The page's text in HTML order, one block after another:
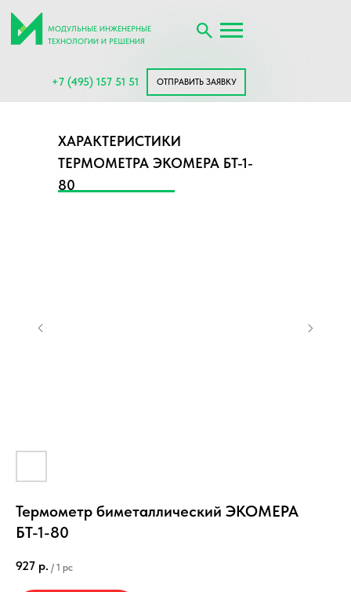
+7 (495) 157 51 51
МОДУЛЬНЫЕ ИНЖЕНЕРНЫЕ
ТЕХНОЛОГИИ И РЕШЕНИЯ
ОТПРАВИТЬ ЗАЯВКУ
ХАРАКТЕРИСТИКИ
ТЕРМОМЕТРА ЭКОМЕРА БТ-1-
80
Термометр биметаллический ЭКОМЕРА
БТ-1-80
927 р. / 1 pc